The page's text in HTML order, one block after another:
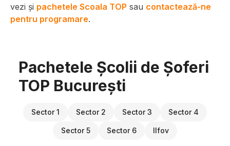
vezi și pachetele Scoala TOP sau contactează-ne
pentru programare.
Pachetele Școlii de Șoferi
TOP București
Sector 1 Sector 2 Sector 3 Sector 4
Sector 5 Sector 6 Ilfov